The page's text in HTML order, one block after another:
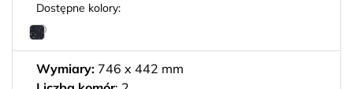
Dostępne kolory:
Wymiary: 746 x 442 mm